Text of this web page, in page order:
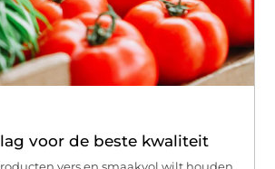
voor de beste kwaliteit
vers en smaakvol wilt houden,